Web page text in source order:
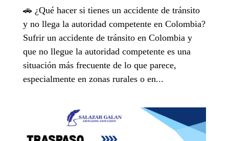
🚗 ¿Qué hacer si tienes un accidente de tránsito
y no llega la autoridad competente en Colombia?
Sufrir un accidente de tránsito en Colombia y
que no llegue la autoridad competente es una
situación más frecuente de lo que parece,
especialmente en zonas rurales o en...